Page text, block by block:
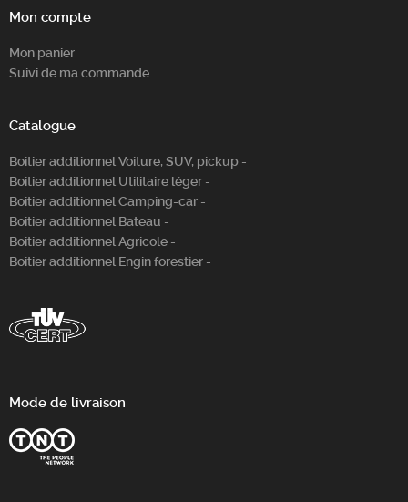
Mon compte
Mon panier
Suivi de ma commande
Catalogue
Boitier additionnel Voiture, SUV, pickup -
Boitier additionnel Utilitaire léger -
Boitier additionnel Camping-car -
Boitier additionnel Bateau -
Boitier additionnel Agricole -
Boitier additionnel Engin forestier -
Mode de livraison